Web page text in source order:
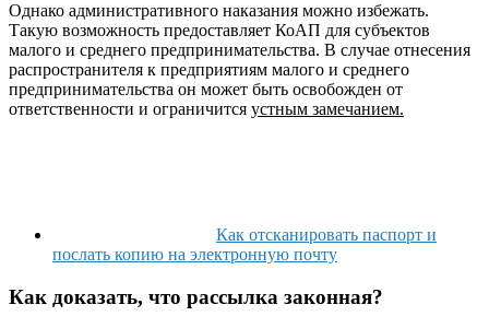
Однако административного наказания можно избежать.
Такую возможность предоставляет КоАП для субъектов
малого и среднего предпринимательства. В случае отнесения
распространителя к предприятиям малого и среднего
предпринимательства он может быть освобожден от
ответственности и ограничится устным замечанием.
Как отсканировать паспорт и
послать копию на электронную почту
Как доказать, что рассылка законная?